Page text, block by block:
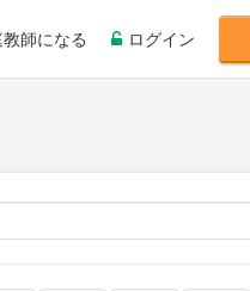
師になる ログイン